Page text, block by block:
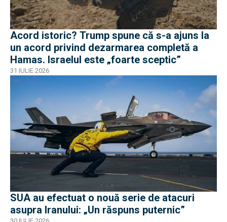
Acord istoric? Trump spune că s-a ajuns la
un acord privind dezarmarea completă a
Hamas. Israelul este „foarte sceptic”
31 IULIE 2026
SUA au efectuat o nouă serie de atacuri
asupra Iranului: „Un răspuns puternic”